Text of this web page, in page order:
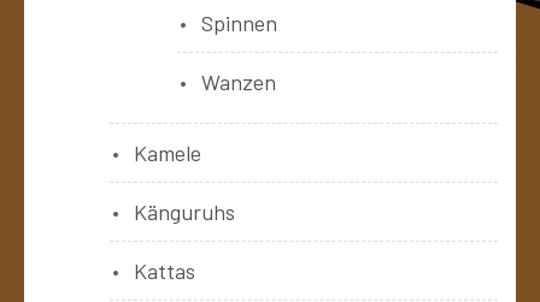
Spinnen
Wanzen
Kamele
Känguruhs
Kattas